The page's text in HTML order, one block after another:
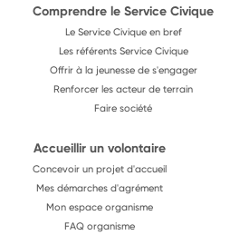
Comprendre le Service Civique
Le Service Civique en bref
Les référents Service Civique
Offrir à la jeunesse de s'engager
Renforcer les acteur de terrain
Faire société
Accueillir un volontaire
Concevoir un projet d'accueil
Mes démarches d'agrément
Mon espace organisme
FAQ organisme